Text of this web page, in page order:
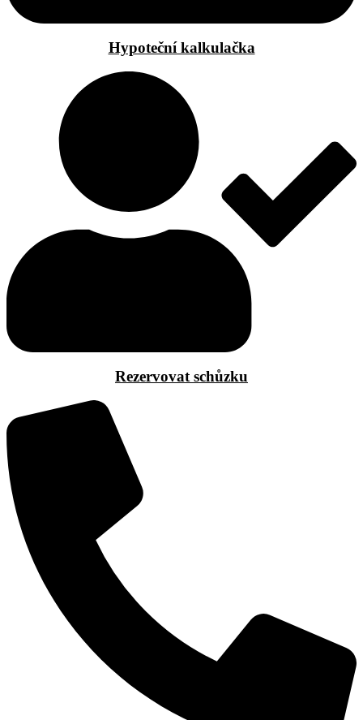
Hypoteční kalkulačka
Rezervovat schůzku